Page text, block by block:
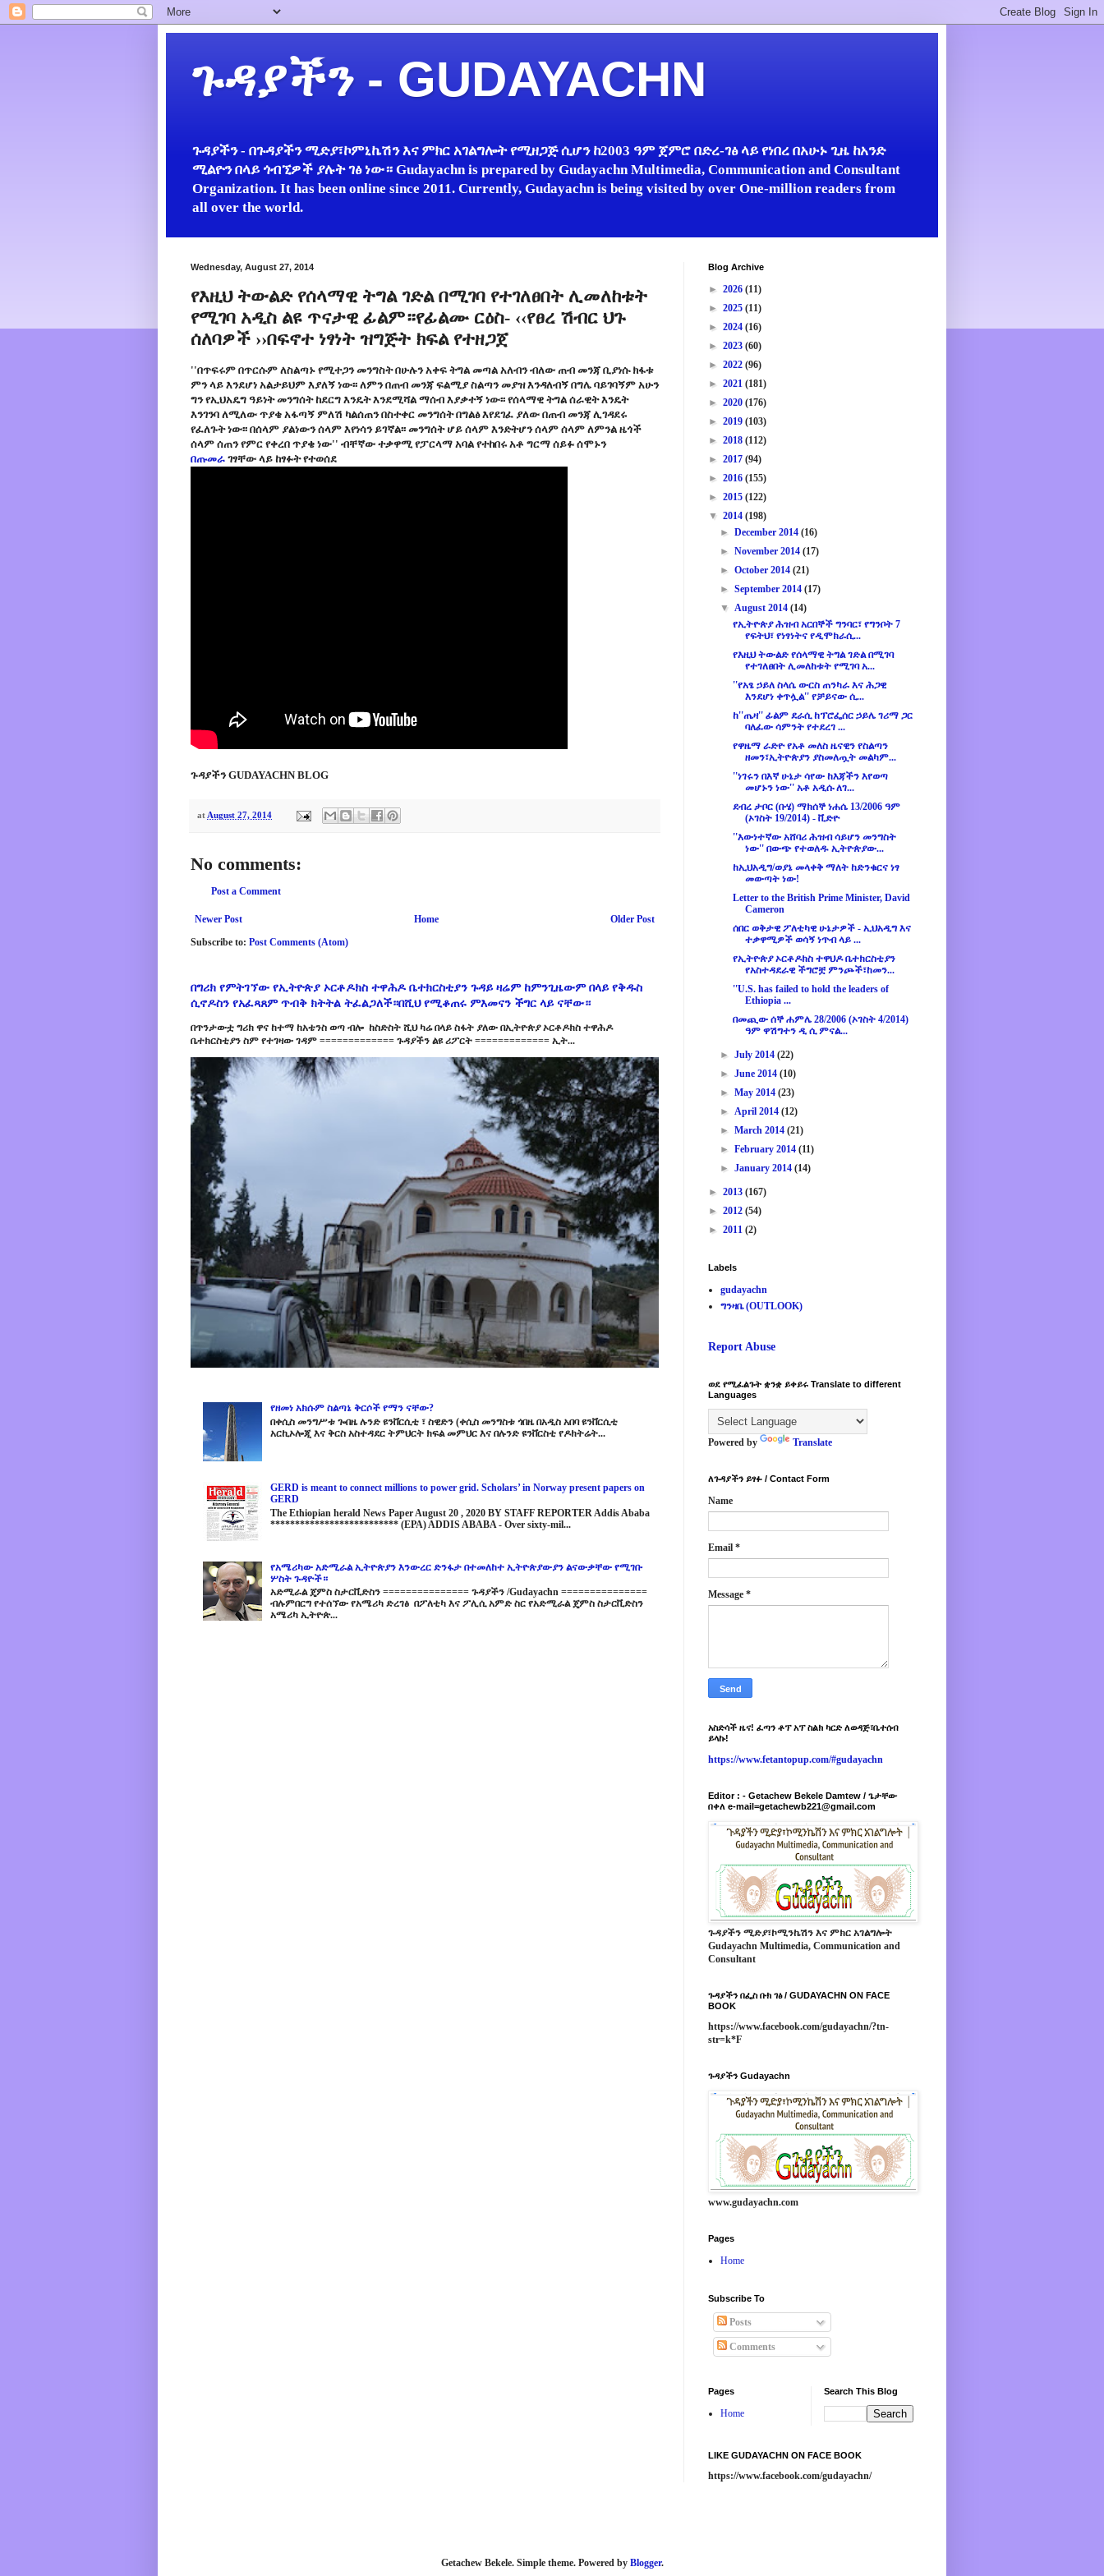
ጉዳያችን - GUDAYACHN
ጉዳያችን - በጉዳያችን ሚድያ፣ኮምኒኬሽን እና ምክር አገልግሎት የሚዘጋጅ ሲሆን ከ2003 ዓም ጀምሮ በድረ-ገፅ ላይ የነበረ በአሁኑ ጊዜ ከአንድ
ሚልዮን በላይ ጎብኚዎች ያሉት ገፅ ነው። Gudayachn is prepared by Gudayachn Multimedia, Communication and Consultant
Organization. It has been online since 2011. Currently, Gudayachn is being visited by over One-million readers from
all over the world.
Wednesday, August 27, 2014
የእዚህ ትውልድ የሰላማዊ ትግል ገድል በሚገባ የተገለፀበት ሊመለከቱት
የሚገባ አዲስ ልዩ ጥናታዊ ፊልም።የፊልሙ ርዕስ- ‹‹የፀረ ሽብር ህጉ
ሰለባዎች ››በፍኖተ ነፃነት ዝግጅት ክፍል የተዘጋጀ
''በጥፍሩም በጥርሱም ለስልጣኑ የሚተጋን መንግስት በሁሉን አቀፍ ትግል መጣል አለብን ብለው ጠብ መንጃ ቢያነሱ ክፋቱ
ምን ላይ እንደሆነ አልታይህም እያለኝ ነው፡፡ ለምን በጠብ መንጃ ፍልሚያ ስልጣን መያዝ እንዳለብኝ በግሌ ባይገባኝም አሁን
ግን የኢህአዴግ ዓይነት መንግሰት ከደርግ እንዴት እንደሚሻል ማሰብ እያቃተኝ ነው፡፡ የሰላማዊ ትግል ሰራዊት እንዴት
እንገንባ ለሚለው ጥያቄ አፋጣኝ ምለሽ ካልሰጠን በስተቀር መንግሰት በግልፅ እየደገፈ ያለው በጠብ መንጃ ሊገዳደሩ
የፈለጉት ነው፡፡ በሰላም ያልነውን ሰላም እየነሳን ይገኛል፡፡ መንግሰት ሆይ ሰላም እንድትሆን ሰላም ሰላም ለምንል ዜጎች
ሰላም ሰጠን የምር የቀረበ ጥያቄ ነው'' ብቸኛው ተቃዋሚ የፓርላማ አባል የተከበሩ አቶ ግርማ ሰይፉ ሰሞኑን
በጡመራ ገፃቸው ላይ ከፃፉት የተወሰደ
ጉዳያችን GUDAYACHN BLOG
at August 27, 2014
No comments:
Post a Comment
Newer Post Older Post
Home
Subscribe to: Post Comments (Atom)
በግሪክ የምትገኘው የኢትዮጵያ ኦርቶዶክስ ተዋሕዶ ቤተክርስቲያን ጉዳይ ዛሬም ከምንጊዜውም በላይ የቅዱስ
ሲኖዶስን የአፈጻጸም ጥብቅ ክትትል ትፈልጋለች።በሺህ የሚቆጠሩ ምእመናን ችግር ላይ ናቸው።
በጥንታውቷ ግሪክ ዋና ከተማ ከአቴንስ ወጣ ብሎ ከስድስት ሺህ ካሬ በላይ ስፋት ያለው በኢትዮጵያ ኦርቶዶክስ ተዋሕዶ
ቤተክርስቲያን ስም የተገዛው ገዳም ============= ጉዳያችን ልዩ ሪፖርት ============= ኢት...
የዘመነ አክሱም ስልጣኔ ቅርሶች የማን ናቸው?
በቀሲስ መንግሥቱ ጐበዜ ሉንድ ዩንቨርሲቲ ፣ ስዊድን (ቀሲስ መንግስቱ ጎበዜ በአዲስ አበባ ዩንቨርሲቲ
አርኪኦሎጂ እና ቅርስ አስተዳደር ትምህርት ክፍል መምህር እና በሉንድ ዩንቨርስቲ የዶክትሬት...
GERD is meant to connect millions to power grid. Scholars’ in Norway present papers on
GERD
The Ethiopian herald News Paper August 20 , 2020 BY STAFF REPORTER Addis Ababa
************************** (EPA) ADDIS ABABA - Over sixty-mil...
የአሜሪካው አድሚራል ኢትዮጵያን እንውረር ድንፋታ በተመለከተ ኢትዮጵያውያን ልናውቃቸው የሚገቡ
ሦስት ጉዳዮች።
አድሚራል ጄምስ ስታርቪድስን =============== ጉዳያችን /Gudayachn ===============
ብሉምበርግ የተሰኘው የአሜሪካ ድረገፅ በፖለቲካ እና ፖሊሲ አምድ ስር የአድሚራል ጄምስ ስታርቪድስን
አሜሪካ ኢትዮጵ...
Blog Archive
► 2026 (11)
► 2025 (11)
► 2024 (16)
► 2023 (60)
► 2022 (96)
► 2021 (181)
► 2020 (176)
► 2019 (103)
► 2018 (112)
► 2017 (94)
► 2016 (155)
► 2015 (122)
▼ 2014 (198)
►December 2014(16)
►November 2014(17)
►October 2014(21)
►September 2014(17)
▼August 2014(14)
የኢትዮጵያ ሕዝብ አርበኞች ግንባር፣ የግንቦት 7
የፍትህ፣ የነፃነትና የዲሞክራሲ...
የእዚህ ትውልድ የሰላማዊ ትግል ገድል በሚገባ
የተገለፀበት ሊመለከቱት የሚገባ አ...
''የአፄ ኃይለ ስላሴ ውርስ ጠንካራ እና ሕጋዊ
እንደሆነ ቀጥሏል'' የቻይናው ሲ...
ከ''ጤዛ'' ፊልም ደራሲ ከፕሮፌሰር ኃይሌ ገሪማ ጋር
ባለፈው ሳምንት የተደረገ ...
የዋዜማ ራድዮ የአቶ መለስ ዜናዊን የስልጣን
ዘመን፣ኢትዮጵያን ያስመለጧት መልካም...
''ነገሩን በእኛ ሁኔታ ሳየው ከእጃችን እየወጣ
መሆኑን ነው'' አቶ አዲሱ ለገ...
ደብረ ታቦር (ቡሄ) ማክሰኞ ነሐሴ 13/2006 ዓም
(ኦገስት 19/2014) - ቪድዮ
''እውነተኛው አሸባሪ ሕዝብ ሳይሆን መንግስት
ነው'' በውጭ የተወለዱ ኢትዮጵያው...
ከኢህአዲግ/ወያኔ መላቀቅ ማለት ከድንቁርና ነፃ
መውጣት ነው!
Letter to the British Prime Minister, David
Cameron
ሰበር ወቅታዊ ፖለቲካዊ ሁኔታዎች - ኢህአዲግ እና
ተቃዋሚዎች ወሳኝ ነጥብ ላይ ...
የኢትዮጵያ ኦርቶዶክስ ተዋህዶ ቤተክርስቲያን
የአስተዳደራዊ ችግሮቿ ምንጮች፣ከመን...
''U.S. has failed to hold the leaders of
Ethiopia ...
በመጪው ሰኞ ሐምሌ 28/2006 (ኦገስት 4/2014)
ዓም ዋሽግተን ዲ ሲ ምናል...
►July 2014(22)
►June 2014(10)
►May 2014(23)
►April 2014(12)
►March 2014(21)
►February 2014(11)
►January 2014(14)
► 2013 (167)
► 2012 (54)
► 2011 (2)
Labels
gudayachn
ግንዛቤ (OUTLOOK)
Report Abuse
ወደ የሚፈልጉት ቋንቋ ይቀይሩ Translate to different
Languages
Powered by Translate
ለጉዳያችን ይፃፉ / Contact Form
Name
Email *
Message *
አስድሳች ዜና! ፈጣን ቶፕ አፕ ስልክ ካርድ ለወዳጅ፣ቤተሰብ
ይላኩ!
https://www.fetantopup.com/#gudayachn
Editor : - Getachew Bekele Damtew / ጌታቸው
በቀለ e-mail=getachewb221@gmail.com
ጉዳያችን ሚድያ፣ኮሚንኬሽን እና ምክር አገልግሎት
Gudayachn Multimedia, Communication and
Consultant
ጉዳያችን በፌስ ቡክ ገፅ / GUDAYACHN ON FACE
BOOK
https://www.facebook.com/gudayachn/?tn-
str=k*F
ጉዳያችን Gudayachn
www.gudayachn.com
Pages
Home
Subscribe To
Posts
Comments
Pages
Home
Search This Blog
LIKE GUDAYACHN ON FACE BOOK
https://www.facebook.com/gudayachn/
Getachew Bekele. Simple theme. Powered by Blogger.